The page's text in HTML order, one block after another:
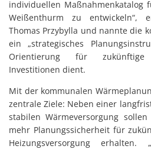
individuellen Maßnahmenkatalog
Weißenthurm zu entwickeln“,
Thomas Przybylla und nannte die
ein „strategisches
Orientierung für zukünftige
Investitionen dient.
Mit der kommunalen
zentrale Ziele: Neben einer
stabilen Wärmeversorgung
mehr Planungssicherheit für
Heizungsversorgung